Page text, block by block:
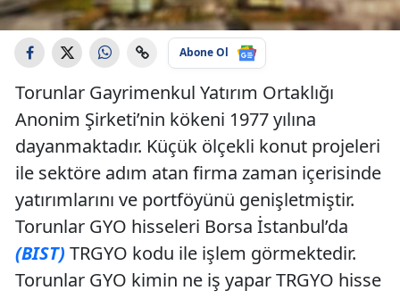
Abone Ol
Torunlar Gayrimenkul Yatırım Ortaklığı
Anonim Şirketi’nin kökeni 1977 yılına
dayanmaktadır. Küçük ölçekli konut projeleri
ile sektöre adım atan firma zaman içerisinde
yatırımlarını ve portföyünü genişletmiştir.
Torunlar GYO hisseleri Borsa İstanbul’da
(BIST) TRGYO kodu ile işlem görmektedir.
Torunlar GYO kimin ne iş yapar TRGYO hisse